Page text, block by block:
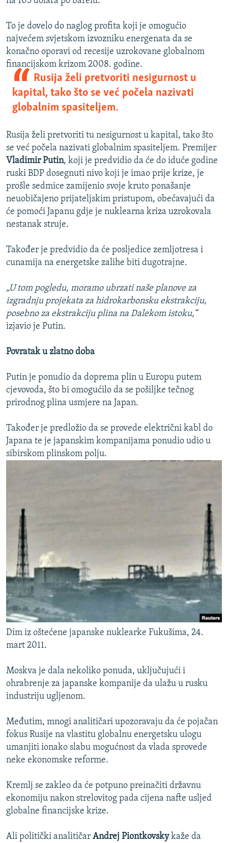
To je dovelo do naglog profita koji je omogućio
najvećem svjetskom izvozniku energenata da se
konačno oporavi od recesije uzrokovane globalnom
financijskom krizom 2008. godine.
Rusija želi pretvoriti nesigurnost u
kapital, tako što se već počela nazivati
globalnim spasiteljem.
Rusija želi pretvoriti tu nesigurnost u kapital, tako što
se već počela nazivati globalnim spasiteljem. Premijer
Vladimir Putin, koji je predvidio da će do iduće godine
ruski BDP dosegnuti nivo koji je imao prije krize, je
prošle sedmice zamijenio svoje kruto ponašanje
neuobičajeno prijateljskim pristupom, obećavajući da
će pomoći Japanu gdje je nuklearna kriza uzrokovala
nestanak struje.
Također je predvidio da će posljedice zemljotresa i
cunamija na energetske zalihe biti dugotrajne.
„U tom pogledu, moramo ubrzati naše planove za
izgradnju projekata za hidrokarbonsku ekstrakciju,
posebno za ekstrakciju plina na Dalekom istoku,“
izjavio je Putin.
Povratak u zlatno doba
Putin je ponudio da doprema plin u Europu putem
cjevovoda, što bi omogućilo da se pošiljke tečnog
prirodnog plina usmjere na Japan.
Također je predložio da se provede električni kabl do
Japana te je japanskim kompanijama ponudio udio u
sibirskom plinskom polju.
Dim iz oštećene japanske nuklearke Fukušima, 24.
mart 2011.
Moskva je dala nekoliko ponuda, uključujući i
ohrabrenje za japanske kompanije da ulažu u rusku
industriju ugljenom.
Međutim, mnogi analitičari upozoravaju da će pojačan
fokus Rusije na vlastitu globalnu energetsku ulogu
umanjiti ionako slabu mogućnost da vlada sprovede
neke ekonomske reforme.
Kremlj se zakleo da će potpuno preinačiti državnu
ekonomiju nakon strelovitog pada cijena nafte usljed
globalne financijske krize.
Ali politički analitičar Andrej Piontkovskykaže da